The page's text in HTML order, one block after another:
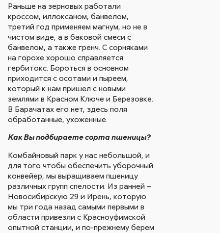
Раньше на зерновых работали
кроссом, иллоксаном, банвелом,
третий год применяем магнум, но не в
чистом виде, а в баковой смеси с
банвелом, а также гренч. С сорняками
на горохе хорошо справляется
гербитокс. Бороться в основном
приходится с осотами и пыреем,
который к нам пришел с новыми
землями в Красном Ключе и Березовке.
В Барачатах его нет, здесь поля
обработанные, ухоженные.
Как Вы подбираете сорта пшеницы?
Комбайновый парк у нас небольшой, и
для того чтобы обеспечить уборочный
конвейер, мы выращиваем пшеницу
различных групп спелости. Из ранней –
Новосибирскую 29 и Ирень, которую
мы три года назад самыми первыми в
области привезли с Красноуфимской
опытной станции, и по-прежнему берем